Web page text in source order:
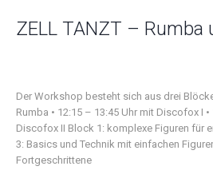
ZELL TANZT – Rumba
Der Workshop besteht sich aus drei
Rumba • 12:15 – 13:45 Uhr mit Discofox I
Discofox II Block 1: komplexe Figuren für
3: Basics und Technik mit einfachen
Fortgeschrittene